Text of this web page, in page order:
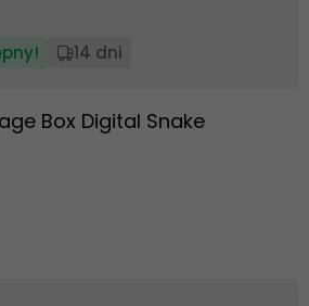
14 dni
Box Digital Snake